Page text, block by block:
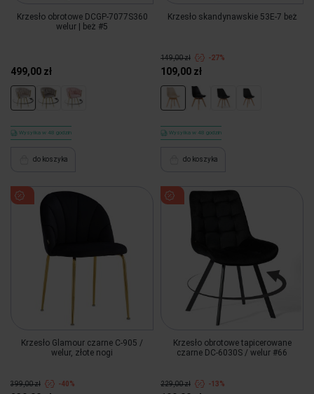
Krzesło obrotowe DCGP-7077S360
welur | beż #5
499,00 zł
Wysyłka w 48 godzin
do koszyka
Krzesło skandynawskie 53E-7 beż
149,00 zł -27%
109,00 zł
Wysyłka w 48 godzin
do koszyka
Krzesło Glamour czarne C-905 /
welur, złote nogi
399,00 zł -40%
Krzesło obrotowe tapicerowane
czarne DC-6030S / welur #66
229,00 zł -13%